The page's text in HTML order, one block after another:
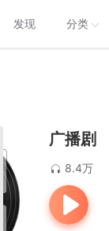
发现 分类
广播剧
8.4万